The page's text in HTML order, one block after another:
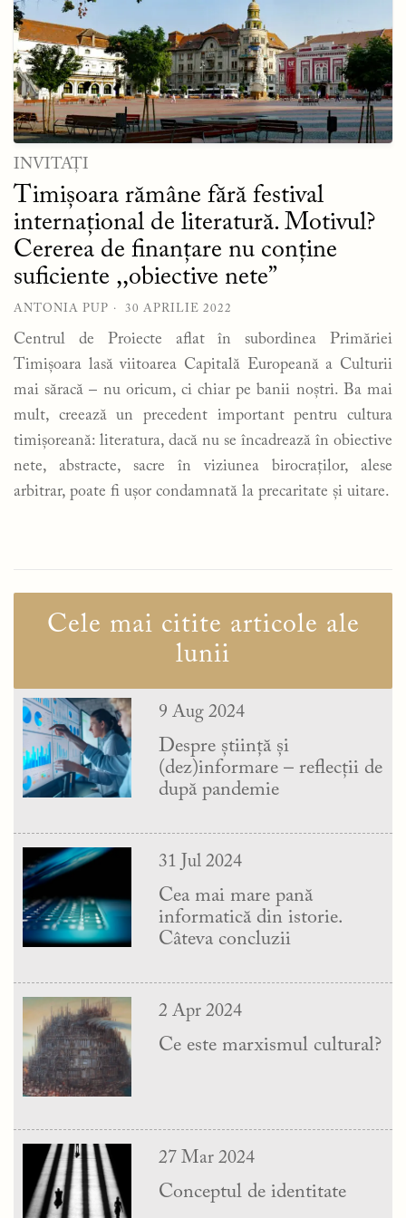
INVITAȚI
Timișoara rămâne fără festival
internațional de literatură. Motivul?
Cererea de finanțare nu conține
suficiente ,,obiective nete”
ANTONIA PUP 30 APRILIE 2022
Centrul de Proiecte aflat în subordinea Primăriei
Timișoara lasă viitoarea Capitală Europeană a Culturii
mai săracă – nu oricum, ci chiar pe banii noștri. Ba mai
mult, creează un precedent important pentru cultura
timișoreană: literatura, dacă nu se încadrează în obiective
nete, abstracte, sacre în viziunea birocraților, alese
arbitrar, poate fi ușor condamnată la precaritate și uitare.
Cele mai citite articole ale
lunii
9 Aug 2024
Despre știință și
(dez)informare – reflecții de
după pandemie
31 Jul 2024
Cea mai mare pană
informatică din istorie.
Câteva concluzii
2 Apr 2024
Ce este marxismul cultural?
27 Mar 2024
Conceptul de identitate